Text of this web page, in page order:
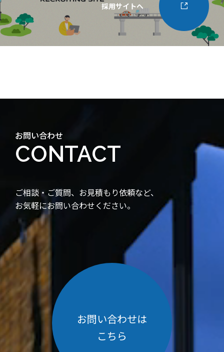
採用サイトへ
お問い合わせ
CONTACT
ご相談・ご質問、お見積もり依頼など、
お気軽にお問い合わせください。
お問い合わせは
こちら